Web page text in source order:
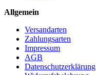
Allgemein
Versandarten
Zahlungsarten
Impressum
AGB
Datenschutzerklärung